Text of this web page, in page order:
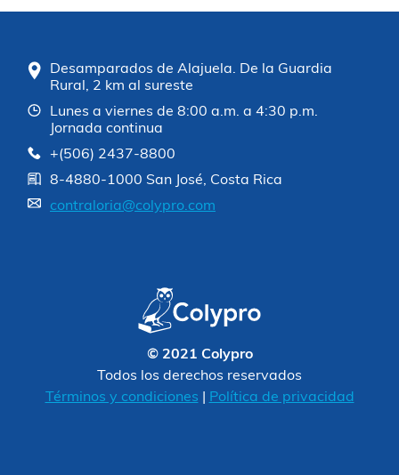
Desamparados de Alajuela. De la Guardia
Rural, 2 km al sureste
Lunes a viernes de 8:00 a.m. a 4:30 p.m.
Jornada continua
+(506) 2437-8800
8-4880-1000 San José, Costa Rica
contraloria@colypro.com
© 2021 Colypro
Todos los derechos reservados
Términos y condiciones
Política de privacidad